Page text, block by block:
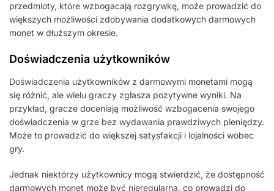
przedmioty, które wzbogacają rozgrywkę, może prowadzić do
większych możliwości zdobywania dodatkowych darmowych
monet w dłuższym okresie.
Doświadczenia użytkowników
Doświadczenia użytkowników z darmowymi monetami mogą
się różnić, ale wielu graczy zgłasza pozytywne wyniki. Na
przykład, gracze doceniają możliwość wzbogacenia swojego
doświadczenia w grze bez wydawania prawdziwych pieniędzy.
Może to prowadzić do większej satysfakcji i lojalności wobec
gry.
Jednak niektórzy użytkownicy mogą stwierdzić, że dostępność
darmowych monet może być nieregularna, co prowadzi do